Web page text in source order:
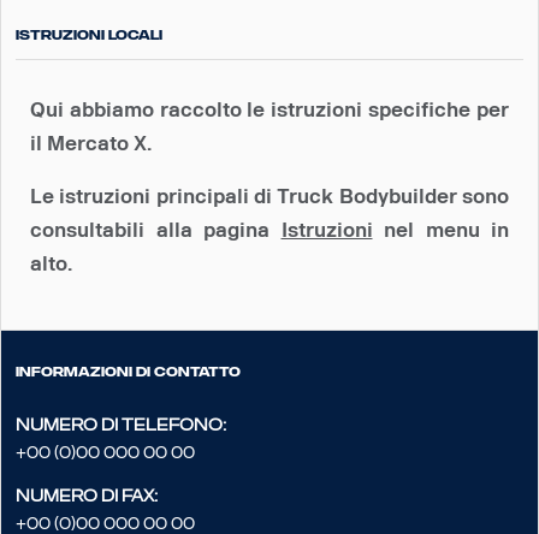
Istruzioni locali
Qui abbiamo raccolto le istruzioni specifiche per
il Mercato X.
Le istruzioni principali di Truck Bodybuilder sono
consultabili alla pagina Istruzioni nel menu in
alto.
Informazioni di contatto
Numero di telefono:
+00 (0)00 000 00 00
Numero di fax:
+00 (0)00 000 00 00